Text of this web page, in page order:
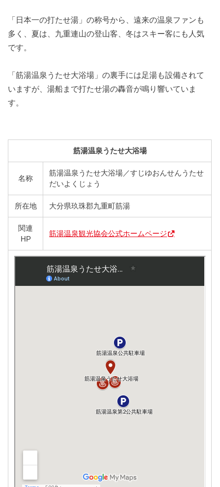
「日本一の打たせ湯」の称号から、遠来の温泉ファンも
多く、夏は、九重連山の登山客、冬はスキー客にも人気
です。
「筋湯温泉うたせ大浴場」の裏手には足湯も設備されて
いますが、湯船まで打たせ湯の轟音が鳴り響いていま
す。
筋湯温泉うたせ大浴場
名称
筋湯温泉うたせ大浴場／すじゆおんせんうたせ
だいよくじょう
所在地 大分県玖珠郡九重町筋湯
関連
HP
筋湯温泉観光協会公式ホームページ